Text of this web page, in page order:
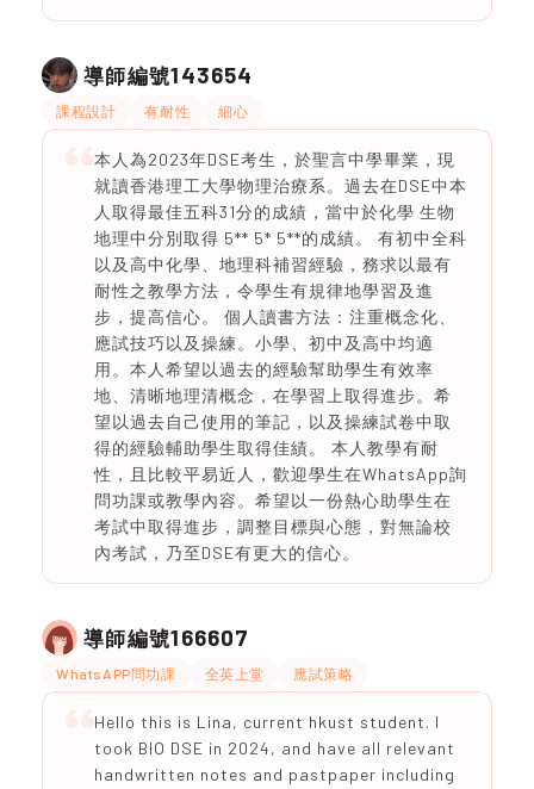
導師編號143654
課程設計 有耐性 細心
本人為2023年DSE考生，於聖言中學畢業，現
就讀香港理工大學物理治療系。過去在DSE中本
人取得最佳五科31分的成績，當中於化學 生物
地理中分別取得 5** 5* 5**的成績。 有初中全科
以及高中化學、地理科補習經驗，務求以最有
耐性之教學方法，令學生有規律地學習及進
步，提高信心。 個人讀書方法：注重概念化、
應試技巧以及操練。小學、初中及高中均適
用。本人希望以過去的經驗幫助學生有效率
地、清晰地理清概念，在學習上取得進步。希
望以過去自己使用的筆記，以及操練試卷中取
得的經驗輔助學生取得佳績。 本人教學有耐
性，且比較平易近人，歡迎學生在WhatsApp詢
問功課或教學內容。希望以一份熱心助學生在
考試中取得進步，調整目標與心態，對無論校
內考試，乃至DSE有更大的信心。
導師編號166607
WhatsAPP問功課 全英上堂 應試策略
Hello this is Lina, current hkust student. I
took BIO DSE in 2024, and have all relevant
handwritten notes and pastpaper including